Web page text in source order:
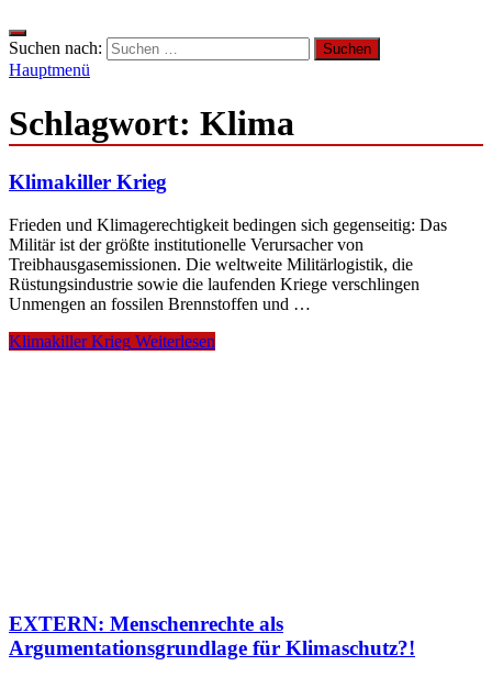
Suchen nach:
Hauptmenü
Schlagwort: Klima
Klimakiller Krieg
Frieden und Klimagerechtigkeit bedingen sich gegenseitig: Das
Militär ist der größte institutionelle Verursacher von
Treibhausgasemissionen. Die weltweite Militärlogistik, die
Rüstungsindustrie sowie die laufenden Kriege verschlingen
Unmengen an fossilen Brennstoffen und …
Klimakiller Krieg Weiterlesen
EXTERN: Menschenrechte als
Argumentationsgrundlage für Klimaschutz?!